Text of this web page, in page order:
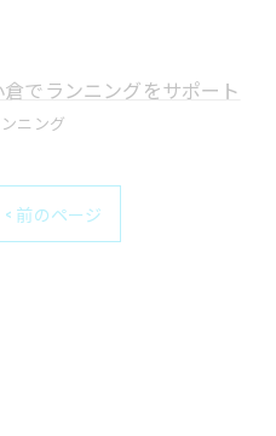
倉でランニングをサポート
ニング
< 前のページ